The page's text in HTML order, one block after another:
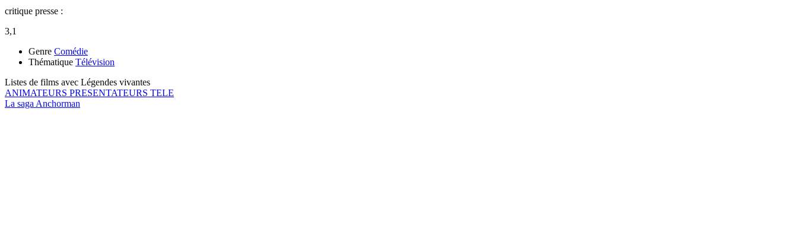
critique presse :
3,1
Genre Comédie
Thématique Télévision
Listes de films avec Légendes vivantes
ANIMATEURS PRESENTATEURS TELE
La saga Anchorman